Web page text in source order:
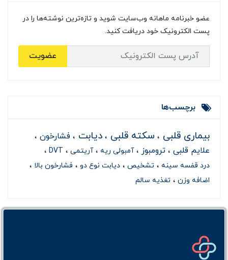
عضو خبرنامه ماهانه وب‌سایت شوید و تازه‌ترین نوشته‌ها را در
پست الکترونیک خود دریافت کنید.
عضویت
برچسب‌ها
بیماری قلبی سکته قلبی دیابت
فشارخون
علایم قلبی
ترومبوز آمبولی ریه آریتمی
DVT
درد قفسه سینه
تشخیص دیابت نوع دو
فشارخون بالا
اضافه وزن
تغذیه سالم